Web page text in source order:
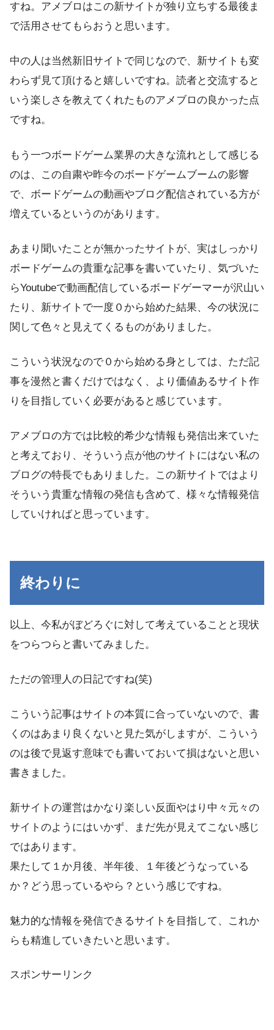
すね。アメブロはこの新サイトが独り立ちする最後ま
で活用させてもらおうと思います。
中の人は当然新旧サイトで同じなので、新サイトも変
わらず見て頂けると嬉しいですね。読者と交流すると
いう楽しさを教えてくれたものアメブロの良かった点
ですね。
もう一つボードゲーム業界の大きな流れとして感じる
のは、この自粛や昨今のボードゲームブームの影響
で、ボードゲームの動画やブログ配信されている方が
増えている というのがあります。
あまり聞いたことが無かったサイトが、実はしっかり
ボードゲームの貴重な記事を書いていたり、気づいた
らYoutubeで動画配信しているボードゲーマーが沢山い
たり、新サイトで一度０から始めた結果、今の状況に
関して色々と見えてくるものがありました。
こういう状況なので０から始める身としては、ただ記
事を漫然と書くだけではなく、より価値あるサイト作
りを目指していく必要があると感じています。
アメブロの方では比較的希少な情報も発信出来ていた
と考えており、そういう点が他のサイトにはない私の
ブログの特長でもありました。この新サイトではより
そういう貴重な情報の発信も含めて、様々な情報発信
していければと思っています。
終わりに
以上、今私がぼどろぐに対して考えていることと現状
をつらつらと書いてみました。
ただの管理人の日記ですね(笑)
こういう記事はサイトの本質に合っていないので、書
くのはあまり良くないと見た気がしますが、こういう
のは後で見返す意味でも書いておいて損はないと思い
書きました。
新サイトの運営はかなり楽しい反面やはり中々元々の
サイトのようにはいかず、まだ先が見えてこない感じ
ではあります。
果たして１か月後、半年後、１年後どうなっている
か？どう思っているやら？という感じですね。
魅力的な情報を発信できるサイトを目指して、これか
らも精進していきたいと思います。
スポンサーリンク